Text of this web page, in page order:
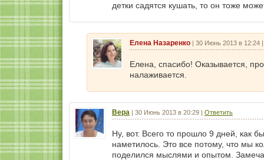
детки садятся кушать, то он тоже
Елена Назаренко | 30 Июнь 2013 в 12:24
Елена, спасибо! Оказывается,
налаживается.
Вера | 30 Июнь 2013 в 20:29 | Ответить
Ну, вот. Всего то прошло 9 дней, как
наметилось. Это все потому, что мы
поделился мыслями и опытом.